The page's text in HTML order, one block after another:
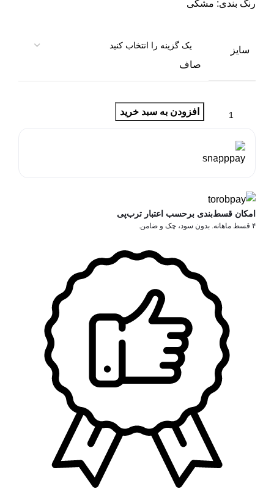
رنگ بندی: مشکی
سایز
صاف
افزودن به سبد خرید
۴ قسط ماهانه. بدون سود، چک و ضامن.
امکان قسط‌بندی برحسب اعتبار ترب‌پی
۴ قسط ماهانه. بدون سود، چک و ضامن.